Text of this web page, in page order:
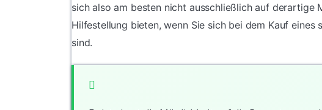
sich also am besten nicht ausschließlich auf derartige
Hilfestellung bieten, wenn Sie sich bei dem Kauf
sind.